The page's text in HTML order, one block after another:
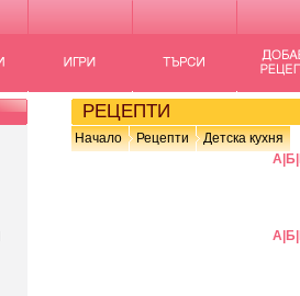
РЕЦЕПТИ
Начало Рецепти
Детска кухня
А Б
А Б